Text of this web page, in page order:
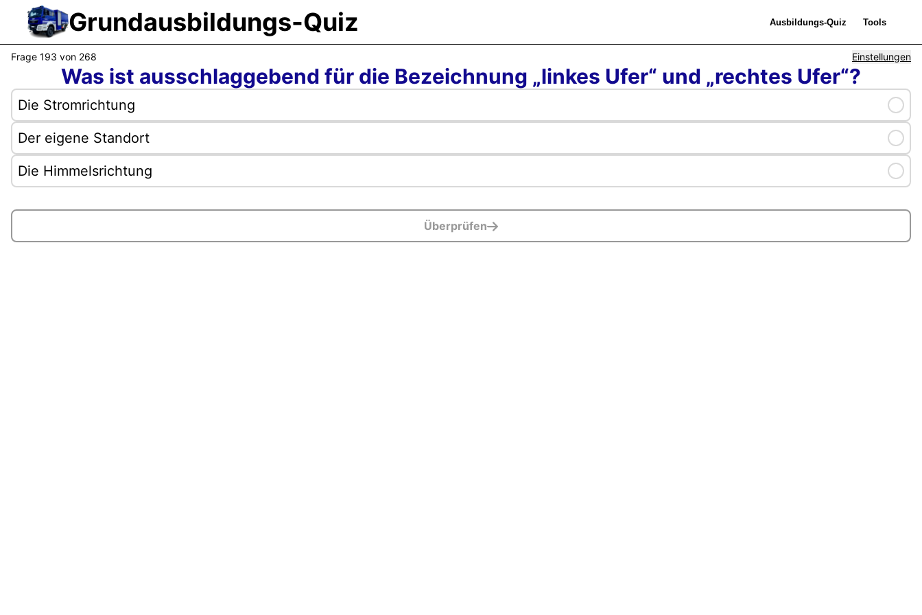
Frage 193 von 268 Einstellungen
Was ist ausschlaggebend für die Bezeichnung „linkes Ufer“ und „rechtes Ufer“?
Die Stromrichtung
Der eigene Standort
Die Himmelsrichtung
Überprüfen
Sehmer
15:18